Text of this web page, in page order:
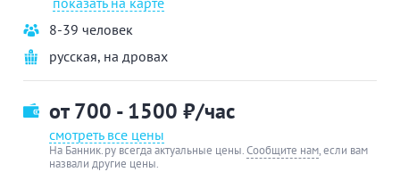
8-39 человек
русская, на дровах
от 700 - 1500 ₽/час
смотреть все цены
На Банник.ру всегда актуальные цены.Сообщите нам, если вам
назвали другие цены.